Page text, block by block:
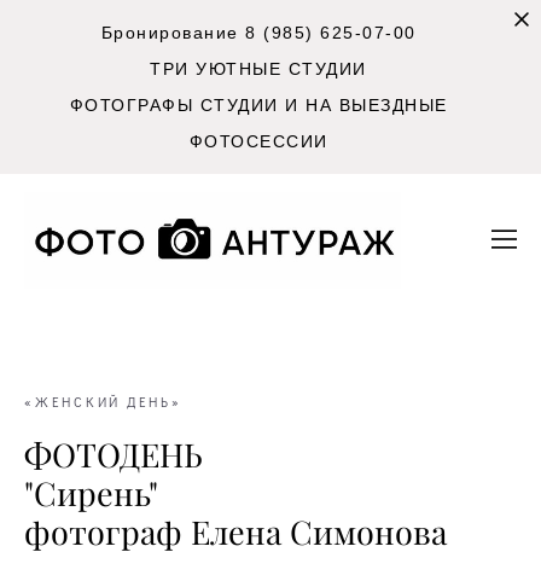
Бронирование 8 (985) 625-07-00
ТРИ УЮТНЫЕ СТУДИИ
ФОТОГРАФЫ СТУДИИ И НА ВЫЕЗДНЫЕ
ФОТОСЕССИИ
«ЖЕНСКИЙ ДЕНЬ»
ФОТОДЕНЬ
"Сирень"
фотограф Елена Симонова